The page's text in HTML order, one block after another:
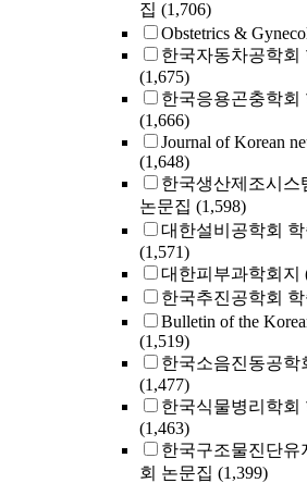
집 (1,706)
Obstetrics &
한국자동차공학회
(1,675)
한국응용곤충학회
(1,666)
Journal of Korean
(1,648)
한국생산제조시스
논문집 (1,598)
대한설비공학회
(1,571)
대한피부과학회지
한국추진공학회
Bulletin of the
(1,519)
한국소음진동공학
(1,477)
한국식물병리학회
(1,463)
한국구조물진단유
회 논문집 (1,399)